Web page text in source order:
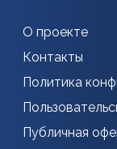
О проекте
Контакты
Политика
Публичная